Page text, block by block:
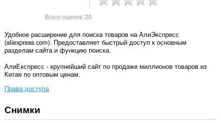
Всего оценок:20
Удобное расширение для поиска товаров на АлиЭкспресс
(aliexpress.com). Предоставляет быстрый доступ к основным
разделам сайта и функцию поиска.
АлиEкспресс - крупнейший сайт по продаже миллионов товаров из
Китая по оптовым ценам.
Права доступа
У
этого
Снимки